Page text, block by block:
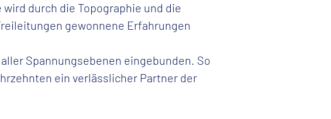
durch die Topographie und die
gewonnene Erfahrungen
Spannungsebenen eingebunden. So
ein verlässlicher Partner der